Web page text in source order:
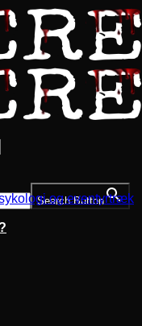
Search Button
og eventyrtræk